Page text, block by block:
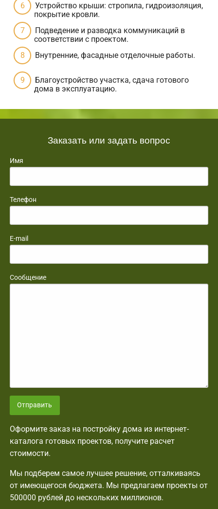
Устройство крыши: стропила, гидроизоляция,
покрытие кровли.
Подведение и разводка коммуникаций в
соответствии с проектом.
Внутренние, фасадные отделочные работы.
Благоустройство участка, сдача готового
дома в эксплуатацию.
Заказать или задать вопрос
Имя
Телефон
E-mail
Сообщение
Отправить
Оформите заказ на постройку дома из интернет-
каталога готовых проектов, получите расчет
стоимости.
Мы подберем самое лучшее решение, отталкиваясь
от имеющегося бюджета. Мы предлагаем проекты от
500000 рублей до нескольких миллионов.